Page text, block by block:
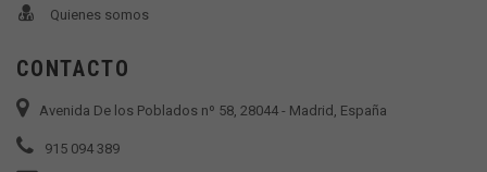
Quienes somos
CONTACTO
Avenida De los Poblados nº 58, 28044 - Madrid, España
915 094 389